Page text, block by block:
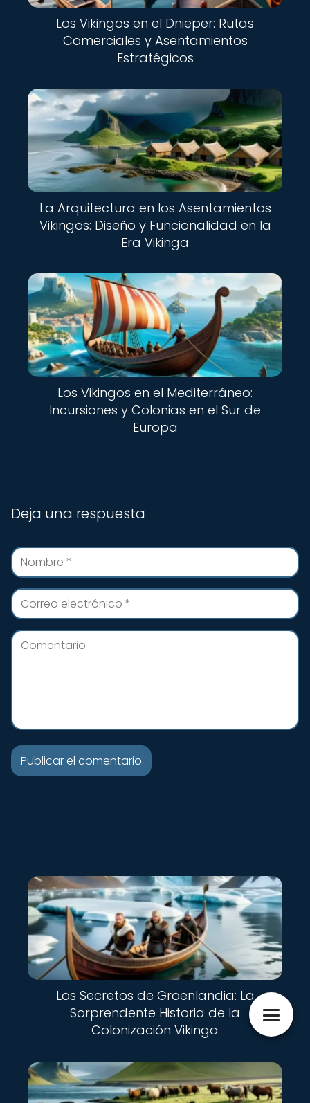
Los Vikingos en el Dnieper: Rutas
Comerciales y Asentamientos
Estratégicos
La Arquitectura en los Asentamientos
Vikingos: Diseño y Funcionalidad en la
Era Vikinga
Los Vikingos en el Mediterráneo:
Incursiones y Colonias en el Sur de
Europa
Deja una respuesta
Los Secretos de Groenlandia: La
Sorprendente Historia de la
Colonización Vikinga